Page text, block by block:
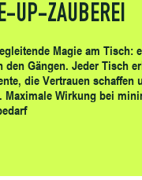
UP-ZAUBEREI
Magie am Tisch:
den Gängen. Jeder Tisch
die Vertrauen schaffen
Maximale Wirkung bei